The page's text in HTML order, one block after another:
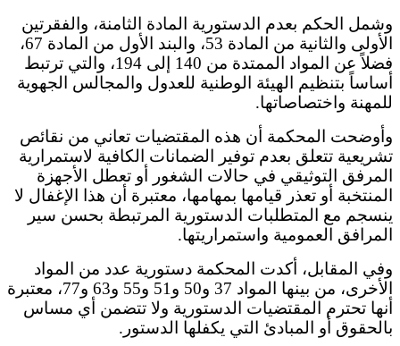
وشمل الحكم بعدم الدستورية المادة الثامنة، والفقرتين
الأولى والثانية من المادة 53، والبند الأول من المادة 67،
فضلاً عن المواد الممتدة من 140 إلى 194، والتي ترتبط
أساساً بتنظيم الهيئة الوطنية للعدول والمجالس الجهوية
للمهنة واختصاصاتها.
وأوضحت المحكمة أن هذه المقتضيات تعاني من نقائص
تشريعية تتعلق بعدم توفير الضمانات الكافية لاستمرارية
المرفق التوثيقي في حالات الشغور أو تعطل الأجهزة
المنتخبة أو تعذر قيامها بمهامها، معتبرة أن هذا الإغفال لا
ينسجم مع المتطلبات الدستورية المرتبطة بحسن سير
المرافق العمومية واستمراريتها.
وفي المقابل، أكدت المحكمة دستورية عدد من المواد
الأخرى، من بينها المواد 37 و50 و51 و55 و63 و77، معتبرة
أنها تحترم المقتضيات الدستورية ولا تتضمن أي مساس
بالحقوق أو المبادئ التي يكفلها الدستور.